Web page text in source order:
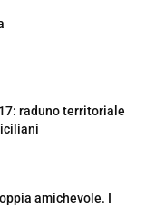
raduno territoriale
amichevole. I